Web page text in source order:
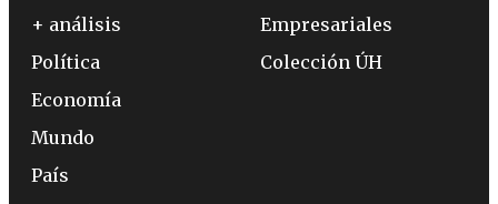
+ análisis
Política
Economía
Mundo
País
Empresariales
Colección ÚH